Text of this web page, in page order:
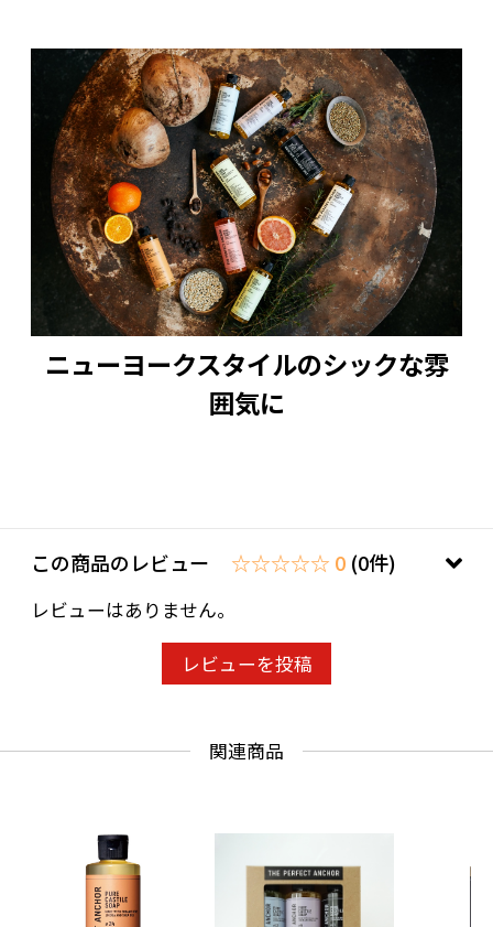
ニューヨークスタイルのシックな雰
囲気に
この商品のレビュー ☆☆☆☆☆ 0 (0件)
レビューはありません。
レビューを投稿
関連商品